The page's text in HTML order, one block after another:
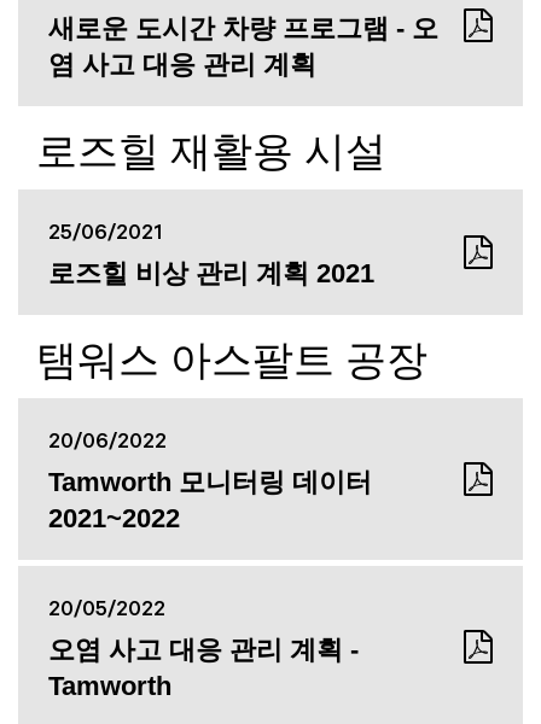
새로운 도시간 차량 프로그램 - 오
염 사고 대응 관리 계획
로즈힐 재활용 시설
25/06/2021
로즈힐 비상 관리 계획 2021
탬워스 아스팔트 공장
20/06/2022
Tamworth 모니터링 데이터
2021~2022
20/05/2022
오염 사고 대응 관리 계획 -
Tamworth